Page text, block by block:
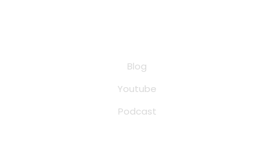
Blog
Youtube
Podcast